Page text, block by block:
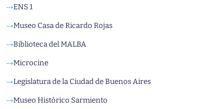
→ENS 1
→Museo Casa de Ricardo Rojas
→Biblioteca del MALBA
→Microcine
→Legislatura de la Ciudad de Buenos Aires
→Museo Histórico Sarmiento